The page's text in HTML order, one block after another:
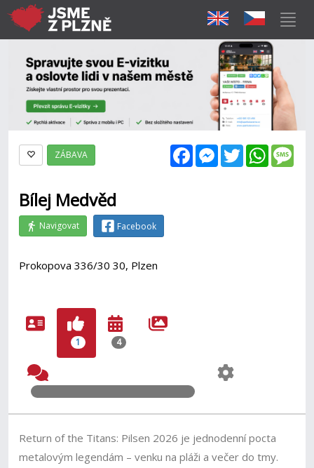
FacebookMessenger
Twitter
ZÁBAVA
Bílej Medvěd
Navigovat Facebook
Prokopova 336/30 30, Plzen
1 4
Return of the Titans: Pilsen 2026 je jednodenní pocta
metalovým legendám – venku na pláži a večer do tmy.